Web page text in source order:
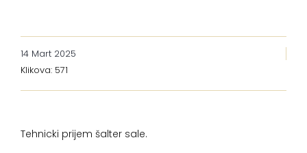
14 Mart 2025
Klikova: 571
Tehnicki prijem šalter sale.